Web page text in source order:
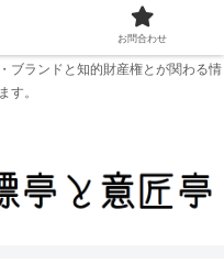
ブランドと知的財産権とが関わる情
す。
お問合わせ